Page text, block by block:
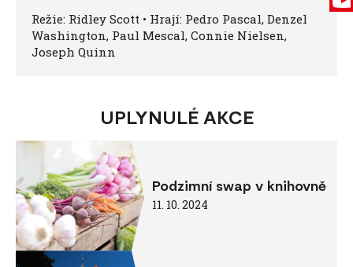
Režie: Ridley Scott • Hrají: Pedro Pascal, Denzel
Washington, Paul Mescal, Connie Nielsen,
Joseph Quinn
UPLYNULÉ AKCE
Podzimní swap v knihovně
11. 10. 2024